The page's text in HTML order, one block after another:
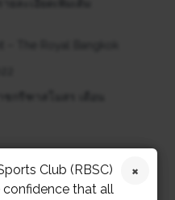
Club (RBSC)
that all